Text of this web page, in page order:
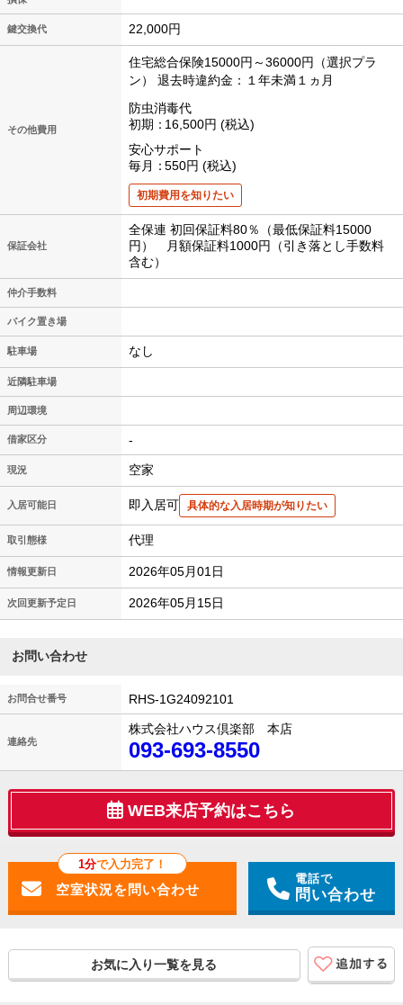
鍵交換代 22,000円
その他費用
住宅総合保険15000円～36000円（選択プラ
ン）
退去時違約金：１年未満１ヵ月
防虫消毒代
初期
16,500円
税込
安心サポート
毎月
550円 税込
初期費用を知りたい
保証会社
全保連 初回保証料80％（最低保証料15000
円） 月額保証料1000円（引き落とし手数料
含む）
仲介手数料
バイク置き場
駐車場 なし
近隣駐車場
周辺環境
借家区分 -
現況 空家
入居可能日 即入居可 具体的な入居時期が知りたい
取引態様 代理
情報更新日 2026年05月01日
次回更新予定日 2026年05月15日
お問い合わせ
お問合せ番号 RHS-1G24092101
連絡先
株式会社ハウス倶楽部 本店
093-693-8550
WEB来店予約はこちら
1分で入力完了！
電話で
問い合わせ
お気に入り一覧を見る